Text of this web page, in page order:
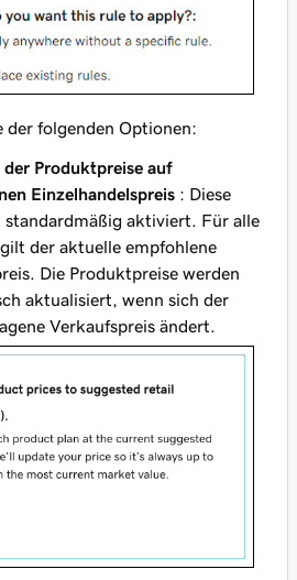
der folgenden Optionen:
der Produktpreise auf
Einzelhandelspreis : Diese
standardmäßig aktiviert. Für alle
der aktuelle empfohlene
Die Produktpreise werden
aktualisiert, wenn sich der
Verkaufspreis ändert.